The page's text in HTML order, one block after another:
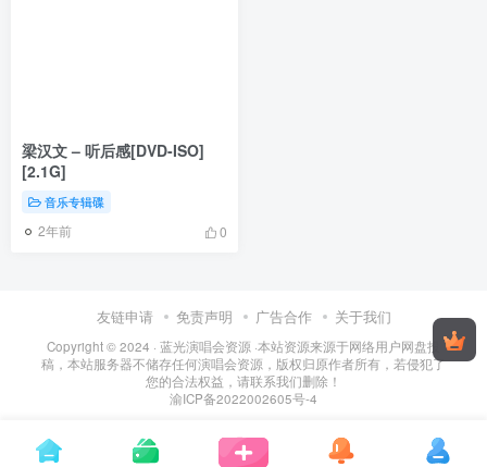
梁汉文 – 听后感[DVD-ISO]
[2.1G]
音乐专辑碟
2年前 0
友链申请 免责声明 广告合作 关于我们
Copyright © 2024 · 蓝光演唱会资源 ·本站资源来源于网络用户网盘投
稿，本站服务器不储存任何演唱会资源，版权归原作者所有，若侵犯了
您的合法权益，请联系我们删除！
渝ICP备2022002605号-4